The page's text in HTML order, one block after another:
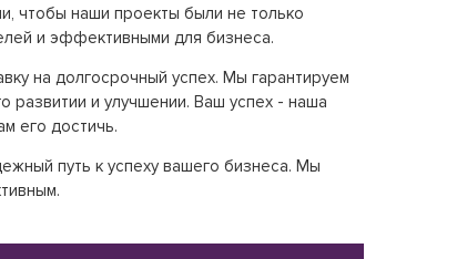
чтобы наши проекты были не только
и эффективными для бизнеса.
на долгосрочный успех. Мы гарантируем
развитии и улучшении. Ваш успех - наша
его достичь.
путь к успеху вашего бизнеса. Мы